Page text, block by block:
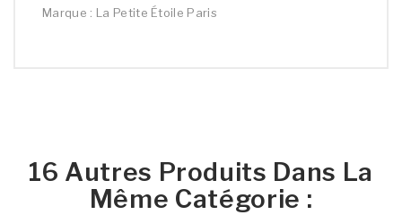
Marque : La Petite Étoile Paris
16 Autres Produits Dans La
Même Catégorie :